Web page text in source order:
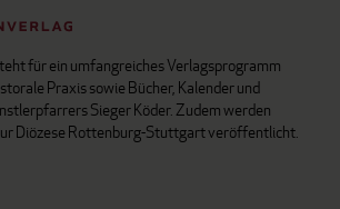
für ein umfangreiches Verlagsprogramm
Praxis sowie Bücher, Kalender und
Sieger Köder. Zudem werden
Diözese Rottenburg-Stuttgart veröffentlicht.